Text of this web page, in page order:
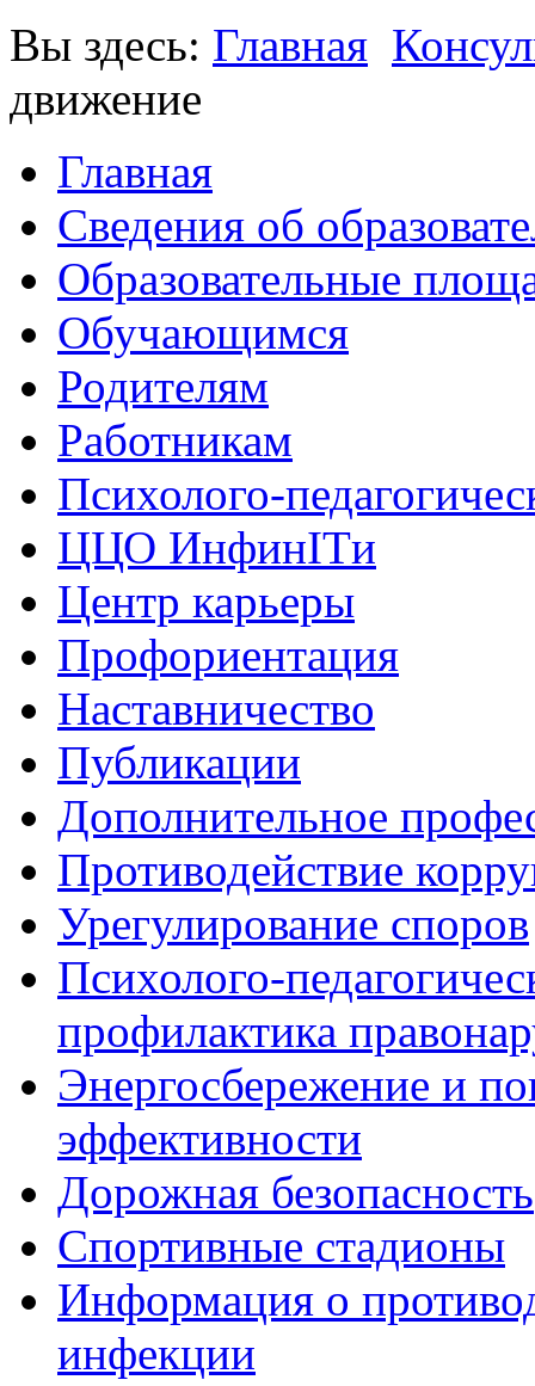
Вы здесь: Главная
движение
Главная
Сведения об
Образовательные
Обучающимся
Родителям
Работникам
Психолого-
ЦЦО ИнфинITи
Центр карьеры
Профориентация
Наставничество
Публикации
Дополнительное
Противодействие
Урегулирование споров
Психолого-
профилактика
Энергосбережение и
эффективности
Дорожная безопасность
Спортивные стадионы
Информация о
инфекции